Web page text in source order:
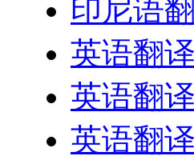
印尼语
英语翻
英语翻
英语翻